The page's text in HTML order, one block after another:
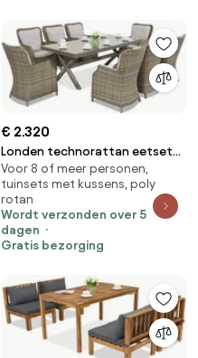
€ 2.320
Londen technorattan eetset
voor 8 personen Garden Point
cappuccino
Voor 8 of meer personen,
tuinsets met kussens, poly
rotan
Wordt verzonden over 5
dagen
Gratis bezorging